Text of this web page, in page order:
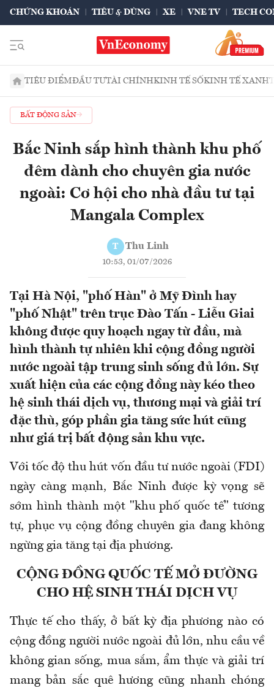
CHỨNG KHOÁN TIÊU & DÙNG XE VNE TV TECH
TIÊU ĐIỂMĐẦU TƯTÀI CHÍNHKINH TẾ SỐKINH TẾ XANH
BẤT ĐỘNG SẢN
Bắc Ninh sắp hình thành khu phố
đêm dành cho chuyên gia nước
ngoài: Cơ hội cho nhà đầu tư tại
Mangala Complex
T Thu Linh
10:53, 01/07/2026
Tại Hà Nội, "phố Hàn" ở Mỹ Đình hay
"phố Nhật" trên trục Đào Tấn - Liễu Giai
không được quy hoạch ngay từ đầu, mà
hình thành tự nhiên khi cộng đồng người
nước ngoài tập trung sinh sống đủ lớn. Sự
xuất hiện của các cộng đồng này kéo theo
hệ sinh thái dịch vụ, thương mại và giải trí
đặc thù, góp phần gia tăng sức hút cũng
như giá trị bất động sản khu vực.
Với tốc độ thu hút vốn đầu tư nước ngoài (FDI)
ngày càng mạnh, Bắc Ninh được kỳ vọng sẽ
sớm hình thành một "khu phố quốc tế" tương
tự, phục vụ cộng đồng chuyên gia đang không
ngừng gia tăng tại địa phương.
CỘNG ĐỒNG QUỐC TẾ MỞ ĐƯỜNG
CHO HỆ SINH THÁI DỊCH VỤ
Thực tế cho thấy, ở bất kỳ địa phương nào có
cộng đồng người nước ngoài đủ lớn, nhu cầu về
không gian sống, mua sắm, ẩm thực và giải trí
mang bản sắc quê hương cũng nhanh chóng